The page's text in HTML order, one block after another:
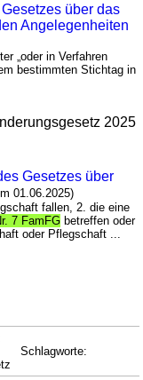
über das
Angelegenheiten
„oder in Verfahren
bestimmten Stichtag in
2025
Gesetzes über
01.06.2025)
fallen, 2. die eine
7 FamFG betreffen oder
oder Pflegschaft ...
Schlagworte: